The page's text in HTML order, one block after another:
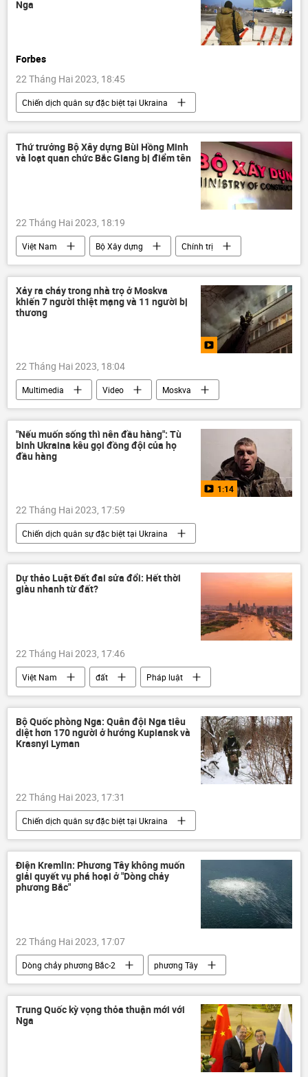
Nga
Forbes
22 Tháng Hai 2023, 18:45
Chiến dịch quân sự đặc biệt tại Ukraina
Cuộc khủng hoảng ở Ukraina
Ukraina
Nga
biên giới Báo chí thế giới
Thứ trưởng Bộ Xây dựng Bùi Hồng Minh
và loạt quan chức Bắc Giang bị điểm tên
22 Tháng Hai 2023, 18:19
Việt Nam Bộ Xây dựng Chính trị
Xảy ra cháy trong nhà trọ ở Moskva
khiến 7 người thiệt mạng và 11 người bị
thương
22 Tháng Hai 2023, 18:04
Multimedia Video
Moskva
Thời sự
Hỏa hoạn
"Nếu muốn sống thì nên đầu hàng": Tù
binh Ukraina kêu gọi đồng đội của họ
đầu hàng
1:14
22 Tháng Hai 2023, 17:59
Chiến dịch quân sự đặc biệt tại Ukraina
Video từ Ukraina
Cuộc khủng hoảng ở Ukraina
Ukraina
DNR
Sáp nhập DNR, LNR, Zaporozhye và Kherson vào Nga
Nga
Vladimir Zelensky
Vladimir Putin
Dự thảo Luật Đất đai sửa đổi: Hết thời
giàu nhanh từ đất?
22 Tháng Hai 2023, 17:46
Việt Nam đất
Pháp luật
Xã hội
Bộ Quốc phòng Nga: Quân đội Nga tiêu
diệt hơn 170 người ở hướng Kupiansk và
Krasnyi Lyman
22 Tháng Hai 2023, 17:31
Chiến dịch quân sự đặc biệt tại Ukraina
Cuộc khủng hoảng ở Ukraina
Ukraina
Nga
Quân sự
Bộ Quốc phòng Nga
lực lượng vũ trang Nga
Quân đội Nga
Điện Kremlin: Phương Tây không muốn
giải quyết vụ phá hoại ở "Dòng chảy
phương Bắc"
22 Tháng Hai 2023, 17:07
Dòng chảy phương Bắc-2
phương Tây
Điện Kremlin
Chính trị
vụ nổ
Thời sự
Trung Quốc kỳ vọng thỏa thuận mới với
Nga